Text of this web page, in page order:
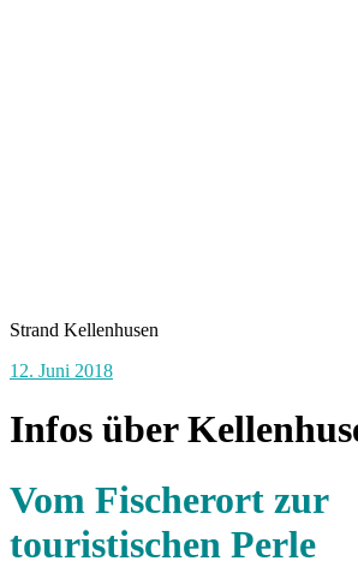
Strand Kellenhusen
12. Juni 2018
Infos über
Vom Fischerort zur
touristischen Perle